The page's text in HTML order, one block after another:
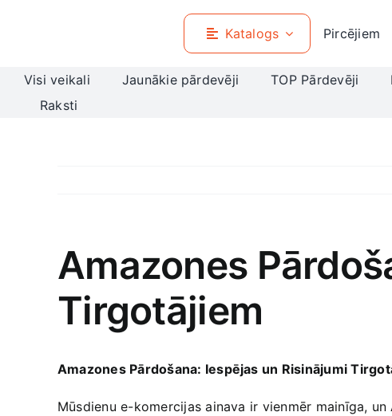
Katalogs Pircējiem
Visi veikali Jaunākie pārdevēji TOP Pārdevēji
Raksti
Amazones
Tirgotājiem
Amazones Pārdošana: Iespējas un Risinājumi
Mūsdienu e-komercijas ainava​ ir vienmēr mainīga,